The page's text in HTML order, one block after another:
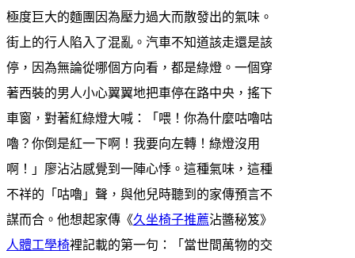
極度巨大的麵團因為壓力過大而散發出的氣味。
街上的行人陷入了混亂。汽車不知道該走還是該
停，因為無論從哪個方向看，都是綠燈。一個穿
著西裝的男人小心翼翼地把車停在路中央，搖下
車窗，對著紅綠燈大喊：「喂！你為什麼咕嚕咕
嚕？你倒是紅一下啊！我要向左轉！綠燈沒用
啊！」廖沾沾感覺到一陣心悸。這種氣味，這種
不祥的「咕嚕」聲，與他兒時聽到的家傳預言不
謀而合。他想起家傳《久坐椅子推薦沾醬秘笈》
人體工學椅裡記載的第一句：「當世間萬物的交